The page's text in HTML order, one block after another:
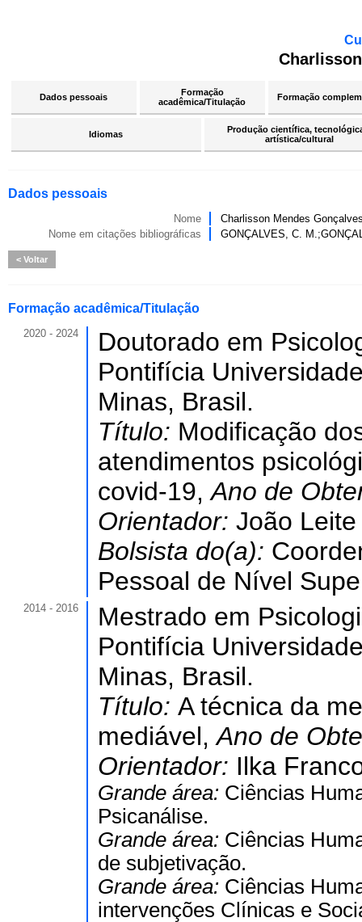
Dados pessoais
Formação
acadêmica/Titulação
Formação
Idiomas
Produção científica,
artística/cultural
Dados pessoais
Nome
Charlisson Mendes
Nome em citações bibliográficas
GONÇALVES, C.
Voltar
Formação acadêmica/Titulação
2020 - 2024
Doutorado em
Pontifícia
Minas, Brasil.
Título: Modificação
atendimentos
covid-19,Ano de
Orientador: João
Bolsista do(a):
Pessoal de Nível
2014 - 2016
Mestrado em
Pontifícia
Minas, Brasil.
Título: A técnica da
mediável,Ano de
Orientador: Ilka
Grande área: Ciências
Psicanálise.
Grande área: Ciências
de subjetivação.
Grande área: Ciências
intervenções Clínicas e